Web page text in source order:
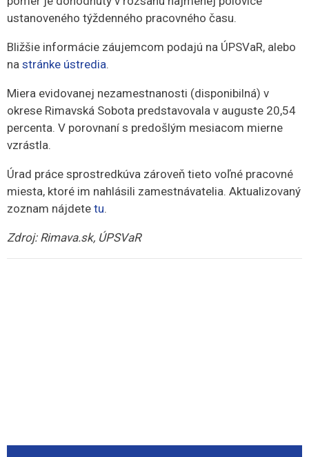
ustanoveného týždenného pracovného času.
Bližšie informácie záujemcom podajú na ÚPSVaR, alebo
na stránke ústredia.
Miera evidovanej nezamestnanosti (disponibilná) v
okrese Rimavská Sobota predstavovala v auguste 20,54
percenta. V porovnaní s predošlým mesiacom mierne
vzrástla.
Úrad práce sprostredkúva zároveň tieto voľné pracovné
miesta, ktoré im nahlásili zamestnávatelia. Aktualizovaný
zoznam nájdete tu.
Zdroj: Rimava.sk, ÚPSVaR